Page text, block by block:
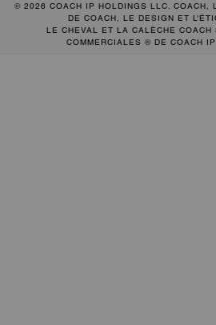
© 2026 COACH IP HOLDINGS LLC. COACH,
DE COACH, LE DESIGN ET
LE CHEVAL ET LA CALÈCHE COACH
COMMERCIALES ® DE COACH